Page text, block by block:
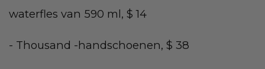
waterfles van 590 ml, $ 14
- Thousand -handschoenen, $ 38